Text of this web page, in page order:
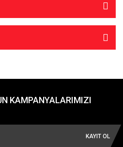
KAMPANYALARIMIZI
KAYIT OL